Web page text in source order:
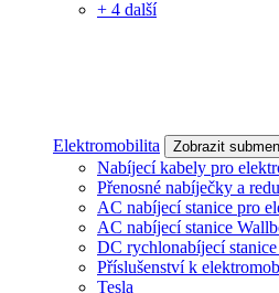
+ 4 další
Elektromobilita Zobrazit
Nabíjecí kabely pro
Přenosné nabíječky a
AC nabíjecí stanice pro
AC nabíjecí stanice
DC rychlonabíjecí
Příslušenství k
Tesla